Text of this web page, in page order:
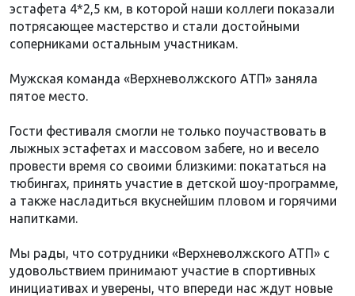
эстафета 4*2,5 км, в которой наши коллеги показали
потрясающее мастерство и стали достойными
соперниками остальным участникам.
Мужская команда «Верхневолжского АТП» заняла
пятое место.
Гости фестиваля смогли не только поучаствовать в
лыжных эстафетах и массовом забеге, но и весело
провести время со своими близкими: покататься на
тюбингах, принять участие в детской шоу-программе,
а также насладиться вкуснейшим пловом и горячими
напитками.
Мы рады, что сотрудники «Верхневолжского АТП» с
удовольствием принимают участие в спортивных
инициативах и уверены, что впереди нас ждут новые